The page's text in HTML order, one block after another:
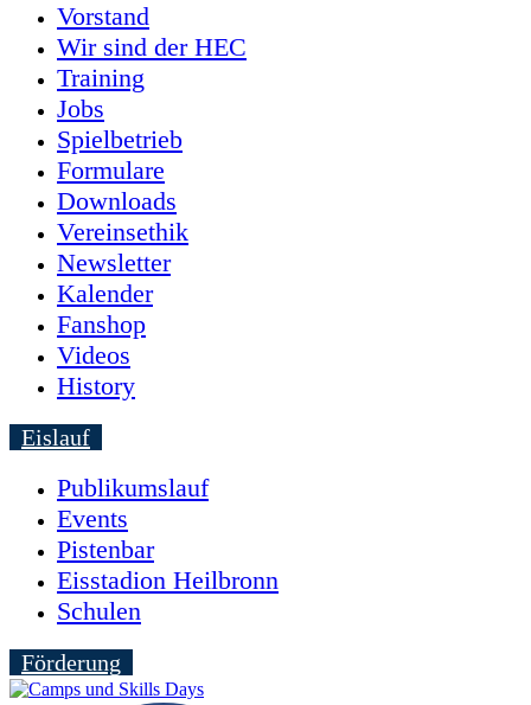
Vorstand
Wir sind der HEC
Training
Jobs
Spielbetrieb
Formulare
Downloads
Vereinsethik
Newsletter
Kalender
Fanshop
Videos
History
Eislauf
Publikumslauf
Events
Pistenbar
Eisstadion Heilbronn
Schulen
Förderung